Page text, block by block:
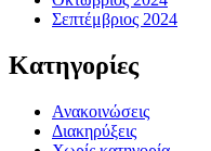
Σεπτέμβριος 2024
Kατηγορίες
Ανακοινώσεις
Διακηρύξεις